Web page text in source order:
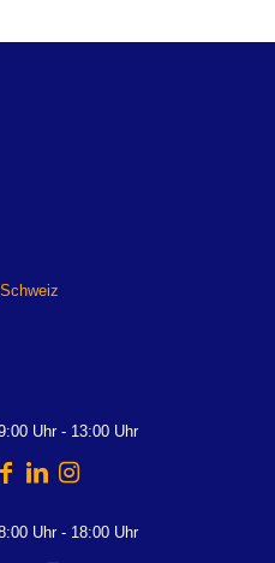
Uhr - 13:00 Uhr
Uhr - 18:00 Uhr